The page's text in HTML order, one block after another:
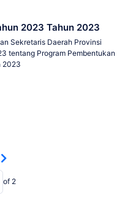
2023 Tahun 2023
Sekretaris Daerah Provinsi
tentang Program Pembentukan
2023
of 2